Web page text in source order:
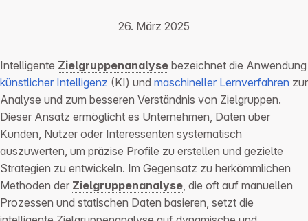
26. März 2025
Intelligente Zielgruppenanalyse bezeichnet die Anwendung
künstlicher Intelligenz (KI) und maschineller Lernverfahren zur
Analyse und zum besseren Verständnis von Zielgruppen.
Dieser Ansatz ermöglicht es Unternehmen, Daten über
Kunden, Nutzer oder Interessenten systematisch
auszuwerten, um präzise Profile zu erstellen und gezielte
Strategien zu entwickeln. Im Gegensatz zu herkömmlichen
Methoden der Zielgruppenanalyse, die oft auf manuellen
Prozessen und statischen Daten basieren, setzt die